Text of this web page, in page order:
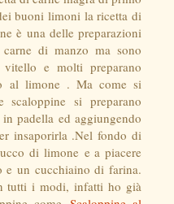
buoni limoni la ricetta di
è una delle preparazioni
di manzo ma sono
vitello e molti preparano
al limone . Ma come si
scaloppine si preparano
padella ed aggiungendo
insaporirla .Nel fondo di
di limone e a piacere
e un cucchiaino di farina.
tutti i modi, infatti ho già